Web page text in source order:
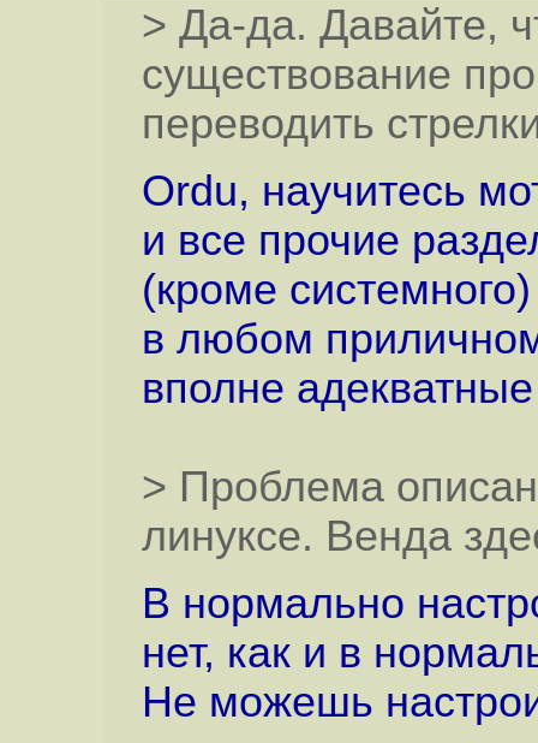
> Да-да. Давайте,
существование
переводить
Ordu, научитесь
и все прочие
(кроме
в любом
вполне
> Проблема
линуксе. Венда
В нормально
нет, как и в
Не можешь